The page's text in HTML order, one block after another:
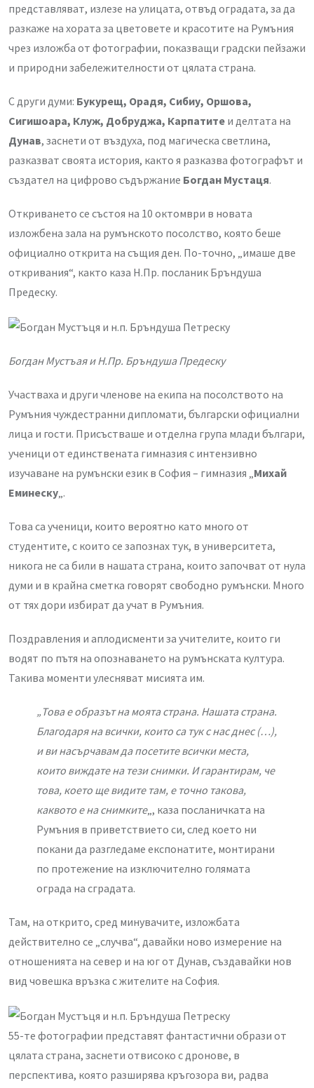
представляват, излезе на улицата, отвъд оградата, за да
разкаже на хората за цветовете и красотите на Румъния
чрез изложба от фотографии, показващи градски пейзажи
и природни забележителности от цялата страна.
С други думи: Букурещ, Орадя, Сибиу, Оршова,
Сигишоара, Клуж, Добруджа, Карпатите и делтата на
Дунав, заснети от въздуха, под магическа светлина,
разказват своята история, както я разказва фотографът и
създател на цифрово съдържание Богдан Мустaця.
Откриването се състоя на 10 октомври в новата
изложбена зала на румънското посолство, която беше
официално открита на същия ден. По-точно, „имаше две
откривания“, както каза Н.Пр. посланик Бръндуша
Предеску.
Богдан Мустъая и Н.Пр. Бръндуша Предеску
Участваха и други членове на екипа на посолството на
Румъния чуждестранни дипломати, български официални
лица и гости. Присъстваше и отделна група млади българи,
ученици от единствената гимназия с интензивно
изучаване на румънски език в София – гимназия „ Михай
Еминеску „.
Това са ученици, които вероятно като много от
студентите, с които се запознах тук, в университета,
никога не са били в нашата страна, които започват от нула
думи и в крайна сметка говорят свободно румънски. Много
от тях дори избират да учат в Румъния.
Поздравления и аплодисменти за учителите, които ги
водят по пътя на опознаването на румънската култура.
Такива моменти улесняват мисията им.
„Това е образът на моята страна. Нашата страна.
Благодаря на всички, които са тук с нас днес (…),
и ви насърчавам да посетите всички места,
които виждате на тези снимки. И гарантирам, че
това, което ще видите там, е точно такова,
каквото е на снимките„, каза посланичката на
Румъния в приветствието си, след което ни
покани да разгледаме експонатите, монтирани
по протежение на изключително голямата
ограда на сградата.
Там, на открито, сред минувачите, изложбата
действително се „случва“, давайки ново измерение на
отношенията на север и на юг от Дунав, създавайки нов
вид човешка връзка с жителите на София.
55-те фотографии представят фантастични образи от
цялата страна, заснети отвисоко с дронове, в
перспектива, която разширява кръгозора ви, радва